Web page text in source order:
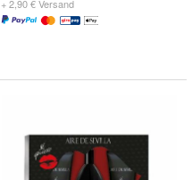
+ 2,90 € Versand